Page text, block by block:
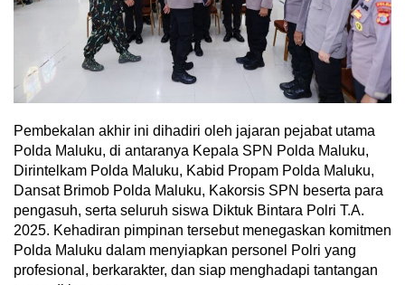
Pembekalan akhir ini dihadiri oleh jajaran pejabat utama
Polda Maluku, di antaranya Kepala SPN Polda Maluku,
Dirintelkam Polda Maluku, Kabid Propam Polda Maluku,
Dansat Brimob Polda Maluku, Kakorsis SPN beserta para
pengasuh, serta seluruh siswa Diktuk Bintara Polri T.A.
2025. Kehadiran pimpinan tersebut menegaskan komitmen
Polda Maluku dalam menyiapkan personel Polri yang
profesional, berkarakter, dan siap menghadapi tantangan